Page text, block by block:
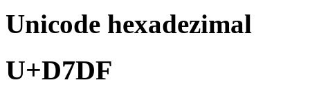
Unicode hexadezimal
U+D7DF